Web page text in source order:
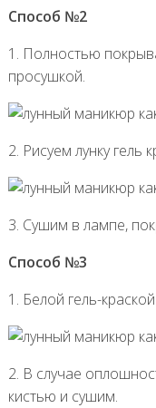
Способ №2
1. Полностью
просушкой.
2. Рисуем лунку гель
3. Сушим в лампе,
Способ №3
1. Белой гель-
2. В случае
кистью и сушим.